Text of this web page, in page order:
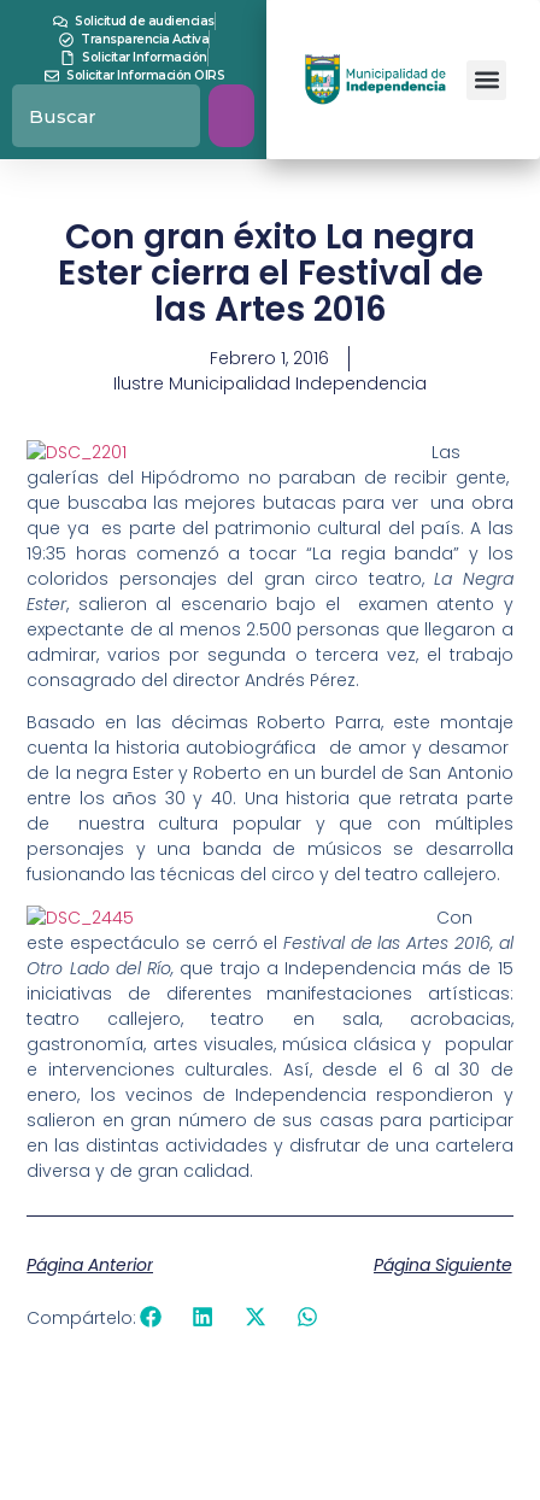
Solicitud de audiencias
Transparencia Activa
Solicitar Información
Solicitar Información OIRS
Con gran éxito La negra
Ester cierra el Festival de
las Artes 2016
Febrero 1, 2016
Ilustre Municipalidad Independencia
Las
galerías del Hipódromo no paraban de recibir gente,
que buscaba las mejores butacas para ver una obra
que ya es parte del patrimonio cultural del país. A las
19:35 horas comenzó a tocar “La regia banda” y los
coloridos personajes del gran circo teatro,La Negra
Ester, salieron al escenario bajo el examen atento y
expectante de al menos 2.500 personas que llegaron a
admirar, varios por segunda o tercera vez, el trabajo
consagrado del director Andrés Pérez.
Basado en las décimas Roberto Parra, este montaje
cuenta la historia autobiográfica de amor y desamor
de la negra Ester y Roberto en un burdel de San Antonio
entre los años 30 y 40. Una historia que retrata parte
de nuestra cultura popular y que con múltiples
personajes y una banda de músicos se desarrolla
fusionando las técnicas del circo y del teatro callejero.
Con
este espectáculo se cerró el Festival de las Artes 2016, al
Otro Lado del Río, que trajo a Independencia más de 15
iniciativas de diferentes manifestaciones artísticas:
teatro callejero, teatro en sala, acrobacias,
gastronomía, artes visuales, música clásica y popular
e intervenciones culturales. Así, desde el 6 al 30 de
enero, los vecinos de Independencia respondieron y
salieron en gran número de sus casas para participar
en las distintas actividades y disfrutar de una cartelera
diversa y de gran calidad.
Página Anterior Página Siguiente
Compártelo: